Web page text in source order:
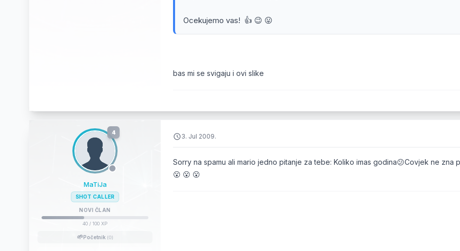
Ocekujemo vas! 👍 😉 😛
bas mi se svigaju i ovi slike
4
MaTiJa
SHOT CALLER
NOVI ČLAN
40 / 100 XP
🌱Početnik (0)
3. Jul 2009.
Sorry na spamu ali mario jedno pitanje za tebe: Koliko imas godina😕Covjek ne
😮 😮 😮